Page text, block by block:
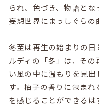
られ、色づき、物語とな
妄想世界にまっしぐらの
冬至は再生の始まりの
ルディの「冬」は、そ
い風の中に温もりを見
す。柚子の香りに包ま
を感じることができる